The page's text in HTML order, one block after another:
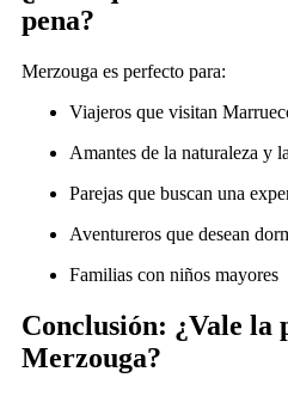
pena?
Merzouga es perfecto para:
Viajeros que visitan
Amantes de la naturaleza y
Parejas que buscan una
Aventureros que desean
Familias con niños mayores
Conclusión: ¿Vale la
Merzouga?